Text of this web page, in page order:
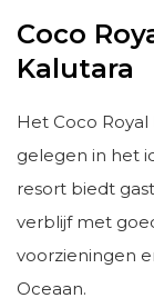
Coco
Kalutara
Het Coco
gelegen in het
resort biedt
verblijf met
voorzieningen
Oceaan.